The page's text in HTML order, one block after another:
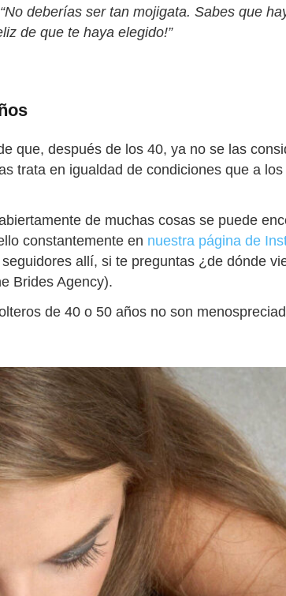
“No deberías ser tan mojigata. Sabes que
de que te haya elegido!”
que, después de los 40, ya no se las
trata en igualdad de condiciones que a
de muchas cosas se puede
constantemente en nuestra página de
allí, si te preguntas ¿de dónde
Brides Agency).
de 40 o 50 años no son